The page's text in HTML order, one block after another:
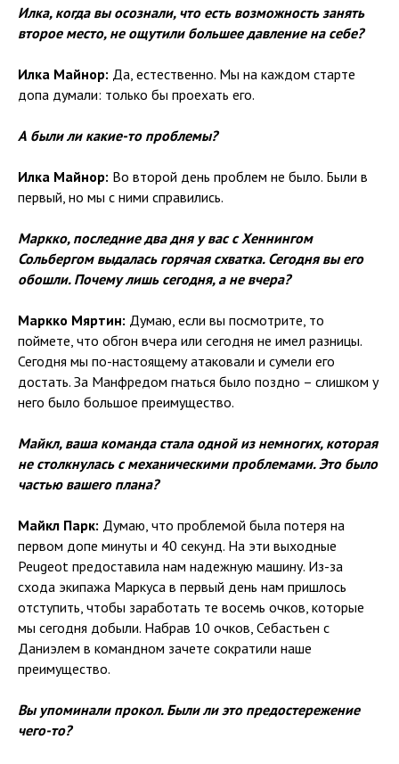
Илка, когда вы осознали, что есть возможность занять
второе место, не ощутили большее давление на себе?
Илка Майнор: Да, естественно. Мы на каждом старте
допа думали: только бы проехать его.
А были ли какие-то проблемы?
Илка Майнор: Во второй день проблем не было. Были в
первый, но мы с ними справились.
Маркко, последние два дня у вас с Хеннингом
Сольбергом выдалась горячая схватка. Сегодня вы его
обошли. Почему лишь сегодня, а не вчера?
Маркко Мяртин: Думаю, если вы посмотрите, то
поймете, что обгон вчера или сегодня не имел разницы.
Сегодня мы по-настоящему атаковали и сумели его
достать. За Манфредом гнаться было поздно – слишком у
него было большое преимущество.
Майкл, ваша команда стала одной из немногих, которая
не столкнулась с механическими проблемами. Это было
частью вашего плана?
Майкл Парк: Думаю, что проблемой была потеря на
первом допе минуты и 40 секунд. На эти выходные
Peugeot предоставила нам надежную машину. Из-за
схода экипажа Маркуса в первый день нам пришлось
отступить, чтобы заработать те восемь очков, которые
мы сегодня добыли. Набрав 10 очков, Себастьен с
Даниэлем в командном зачете сократили наше
преимущество.
Вы упоминали прокол. Были ли это предостережение
чего-то?